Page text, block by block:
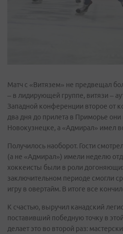
Матч с «Витязем» не предвещал
– в лидирующей группе, витязи –
Западной конференции второе от
два дня до прилета в Приморье
Новокузнецке, а «Адмирал» имел
Получилось наоборот. Гости
(а не «Адмирал») имели неделю
хоккеисты были в роли
заключительном периоде смогли
игру в овертайм. В итоге все
К счастью, выручил канадский
поставивший победную точку в
делает это во второй раз: